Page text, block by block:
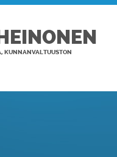
KUNNANVALTUUSTON